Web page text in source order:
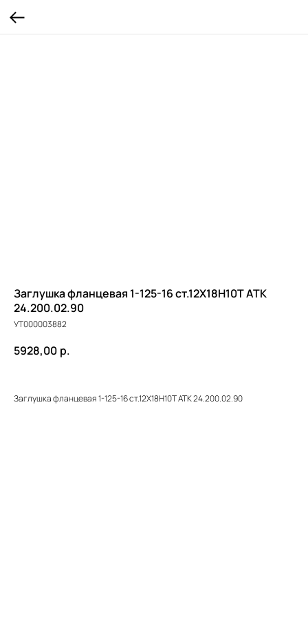
Заглушка фланцевая 1-125-16 ст.12Х18Н10Т ATK
24.200.02.90
УТ000003882
5928,00 р.
Заглушка фланцевая 1-125-16 ст.12Х18Н10Т ATK 24.200.02.90